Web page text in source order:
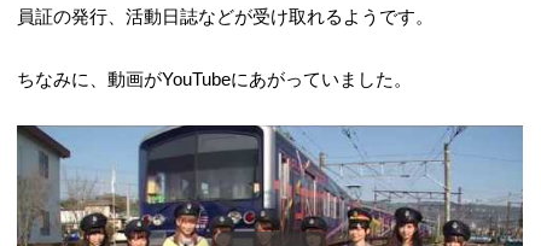
員証の発行、活動日誌などが受け取れるようです。
ちなみに、動画がYouTubeにあがっていました。